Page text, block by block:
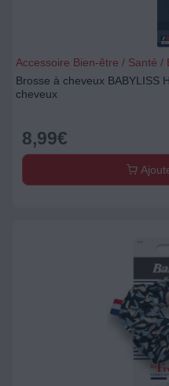
Accessoire Bien-être / Santé /
Brosse à cheveux BABYLISS
cheveux
8,99€